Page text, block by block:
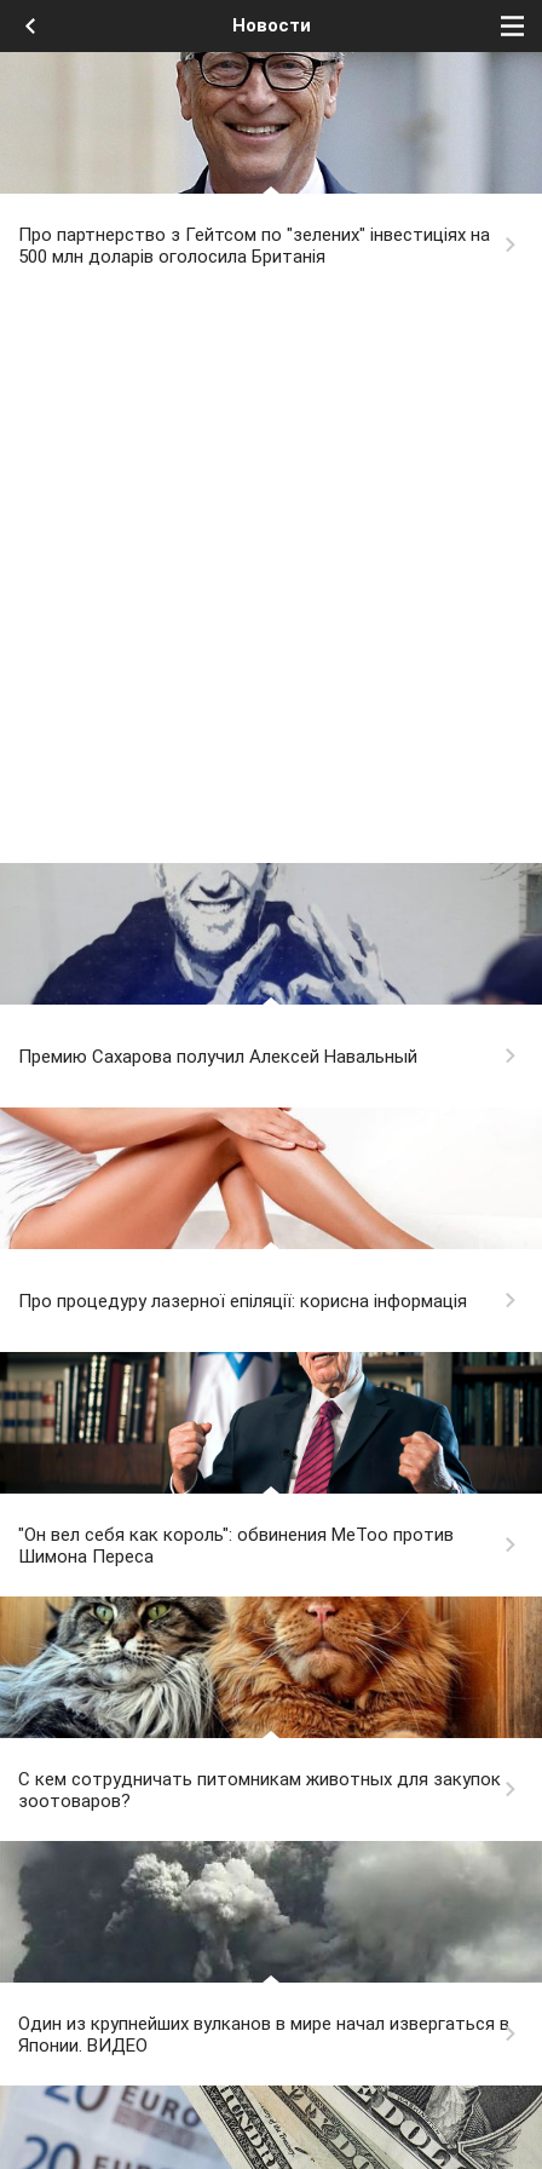
Новости
Про партнерство з Гейтсом по "зелених" інвестиціях на
500 млн доларів оголосила Британія
Премию Сахарова получил Алексей Навальный
Про процедуру лазерної епіляції: корисна інформація
"Он вел себя как король": обвинения MeToo против
Шимона Переса
С кем сотрудничать питомникам животных для закупок
зоотоваров?
Один из крупнейших вулканов в мире начал извергаться в
Японии. ВИДЕО